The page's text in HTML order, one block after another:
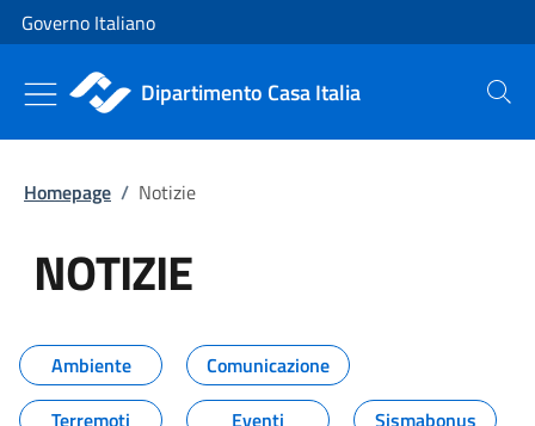
Vai al contenuto
Vai alla navigazione del sito
Governo Italiano
Dipartimento Casa Italia Cerca
Homepage / Notizie
NOTIZIE
Tutti i contenuti della pagina
Ambiente
Comunicazione
Terremoti
Eventi
Sismabonus